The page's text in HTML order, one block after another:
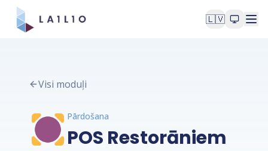
🇱🇻
Visi moduļi
Pārdošana
POS Restorāniem